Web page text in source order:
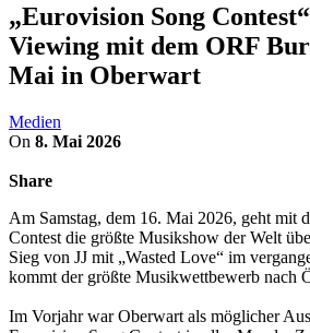
„Eurovision Song
Viewing mit dem ORF
Mai in Oberwart
Medien
On 8. Mai 2026
Share
Am Samstag, dem 16. Mai 2026, geht mit
Contest die größte Musikshow der Welt
Sieg von JJ mit „Wasted Love“ im
kommt der größte Musikwettbewerb nach
Im Vorjahr war Oberwart als möglicher